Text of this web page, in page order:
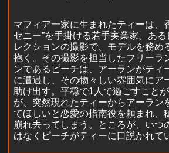
マフィア一家に生まれたティーは、
セニー”を手掛ける若手実業家。あ
レクションの撮影で、モデルを務め
抱く。その撮影を担当したフリーラ
ンであるピーチは、アーランがティ
に遭遇し、その物々しい雰囲気にア
助け出す。平穏で1人で過ごすこと
が、突然現れたティーからアーラン
てほしいと恋愛の指南役を頼まれ、
崩れ去ってしまう。ところが、いつ
はなくピーチがティーに口説かれて